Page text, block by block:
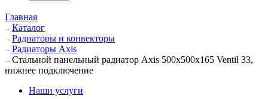
Главная
Каталог
Радиаторы и конвекторы
Радиаторы Axis
Стальной панельный радиатор Axis 500х500х165 Ventil 33,
нижнее подключение
Наши услуги